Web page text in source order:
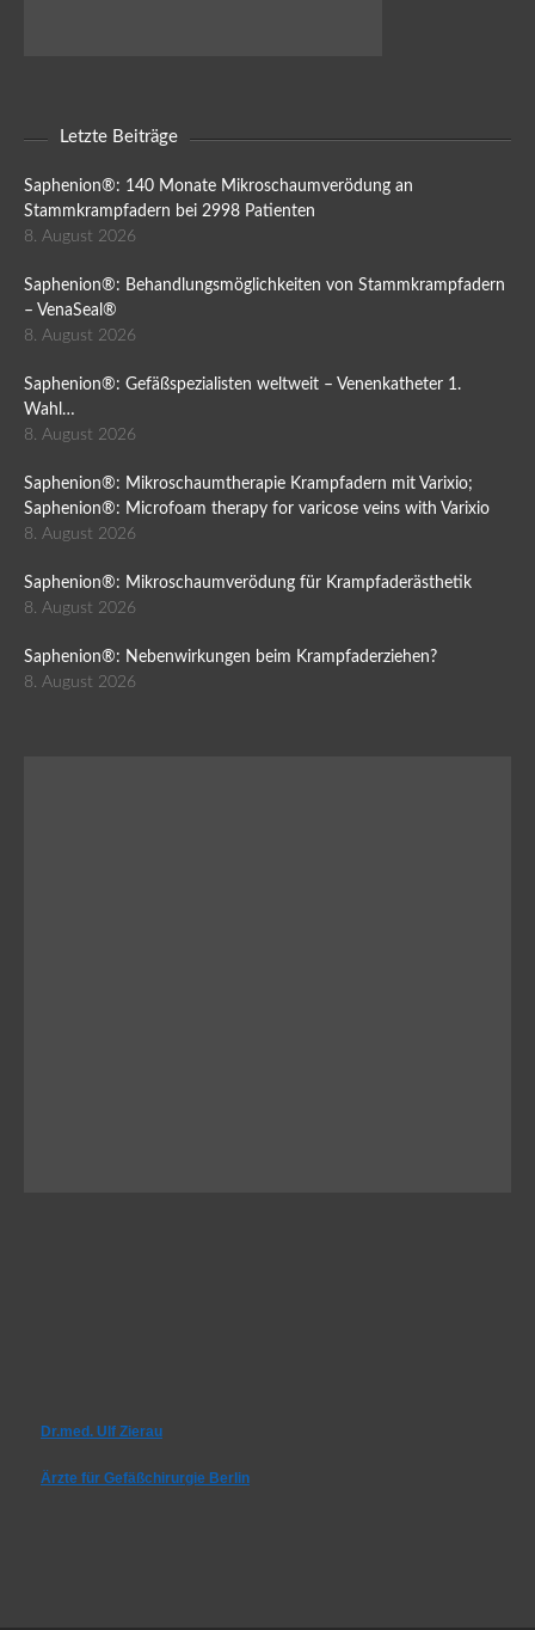
Letzte Beiträge
Saphenion®: 140 Monate Mikroschaumverödung an
Stammkrampfadern bei 2998 Patienten
8. August 2026
Saphenion®: Behandlungsmöglichkeiten von Stammkrampfadern
– VenaSeal®
8. August 2026
Saphenion®: Gefäßspezialisten weltweit – Venenkatheter 1.
Wahl…
8. August 2026
Saphenion®: Mikroschaumtherapie Krampfadern mit Varixio;
Saphenion®: Microfoam therapy for varicose veins with Varixio
8. August 2026
Saphenion®: Mikroschaumverödung für Krampfaderästhetik
8. August 2026
Saphenion®: Nebenwirkungen beim Krampfaderziehen?
8. August 2026
Dr.med. Ulf Zierau
Ärzte für Gefäßchirurgie Berlin